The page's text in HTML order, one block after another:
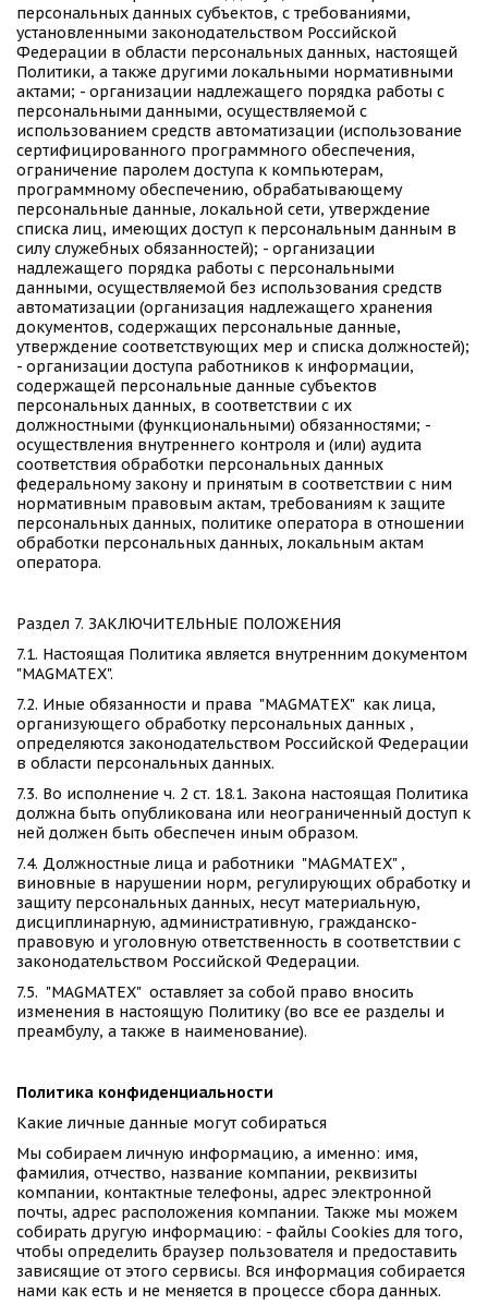
персональных данных субъектов, с требованиями,
установленными законодательством Российской
Федерации в области персональных данных, настоящей
Политики, а также другими локальными нормативными
актами; - организации надлежащего порядка работы с
персональными данными, осуществляемой с
использованием средств автоматизации (использование
сертифицированного программного обеспечения,
ограничение паролем доступа к компьютерам,
программному обеспечению, обрабатывающему
персональные данные, локальной сети, утверждение
списка лиц, имеющих доступ к персональным данным в
силу служебных обязанностей); - организации
надлежащего порядка работы с персональными
данными, осуществляемой без использования средств
автоматизации (организация надлежащего хранения
документов, содержащих персональные данные,
утверждение соответствующих мер и списка должностей);
- организации доступа работников к информации,
содержащей персональные данные субъектов
персональных данных, в соответствии с их
должностными (функциональными) обязанностями; -
осуществления внутреннего контроля и (или) аудита
соответствия обработки персональных данных
федеральному закону и принятым в соответствии с ним
нормативным правовым актам, требованиям к защите
персональных данных, политике оператора в отношении
обработки персональных данных, локальным актам
оператора.
Раздел 7. ЗАКЛЮЧИТЕЛЬНЫЕ ПОЛОЖЕНИЯ
7.1. Настоящая Политика является внутренним документом
"MAGMATEX".
7.2. Иные обязанности и права  "MAGMATEX"  как лица,
организующего обработку персональных данных ,
определяются законодательством Российской Федерации
в области персональных данных.
7.3. Во исполнение ч. 2 ст. 18.1. Закона настоящая Политика
должна быть опубликована или неограниченный доступ к
ней должен быть обеспечен иным образом.
7.4. Должностные лица и работники  "MAGMATEX" ,
виновные в нарушении норм, регулирующих обработку и
защиту персональных данных, несут материальную,
дисциплинарную, административную, гражданско-
правовую и уголовную ответственность в соответствии с
законодательством Российской Федерации.
7.5.  "MAGMATEX"  оставляет за собой право вносить
изменения в настоящую Политику (во все ее разделы и
преамбулу, а также в наименование).
Политика конфиденциальности
Какие личные данные могут собираться
Мы собираем личную информацию, а именно: имя,
фамилия, отчество, название компании, реквизиты
компании, контактные телефоны, адрес электронной
почты, адрес расположения компании. Также мы можем
собирать другую информацию: - файлы Cookies для того,
чтобы определить браузер пользователя и предоставить
зависящие от этого сервисы. Вся информация собирается
нами как есть и не меняется в процессе сбора данных.